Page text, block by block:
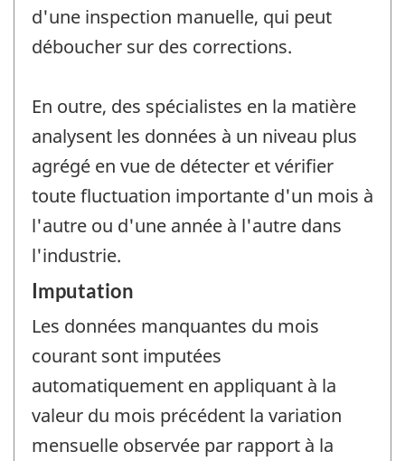
d'une inspection manuelle, qui peut
déboucher sur des corrections.
En outre, des spécialistes en la matière
analysent les données à un niveau plus
agrégé en vue de détecter et vérifier
toute fluctuation importante d'un mois à
l'autre ou d'une année à l'autre dans
l'industrie.
Imputation
Les données manquantes du mois
courant sont imputées
automatiquement en appliquant à la
valeur du mois précédent la variation
mensuelle observée par rapport à la